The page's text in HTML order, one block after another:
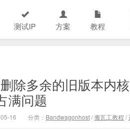
测试IP 方案 教程
除多余的旧版本内
满问题
16 分类： Bandwagonhost/搬瓦工教程 /